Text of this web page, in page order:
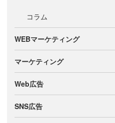
コラム
WEBマーケティング
マーケティング
Web広告
SNS広告